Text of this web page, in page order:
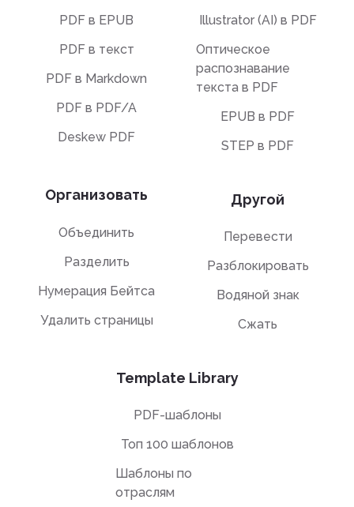
PDF в EPUB
PDF в текст
PDF в Markdown
PDF в PDF/A
Deskew PDF
Организовать
Объединить
Разделить
Нумерация Бейтса
Удалить страницы
Illustrator (AI) в PDF
Оптическое
распознавание
текста в PDF
EPUB в PDF
STEP в PDF
Другой
Перевести
Разблокировать
Водяной знак
Сжать
Template Library
PDF-шаблоны
Топ 100 шаблонов
Шаблоны по
отраслям